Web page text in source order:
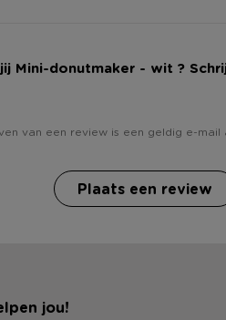
Mini-donutmaker - wit ?
van een review is een geldig e-
Plaats een review
jou!